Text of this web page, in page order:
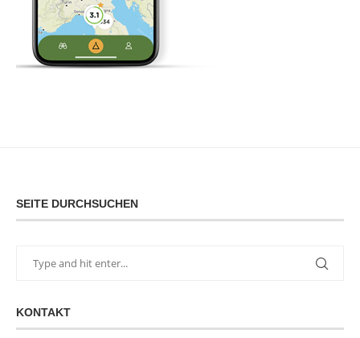
SEITE DURCHSUCHEN
KONTAKT